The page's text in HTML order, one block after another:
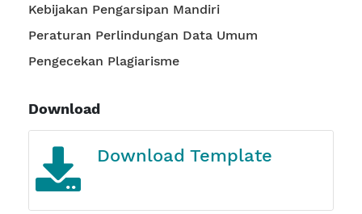
Kebijakan Pengarsipan Mandiri
Peraturan Perlindungan Data Umum
Pengecekan Plagiarisme
Download